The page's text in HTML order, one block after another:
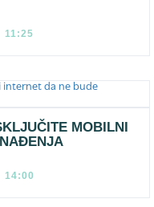
11:25
MOBILNI
14:00